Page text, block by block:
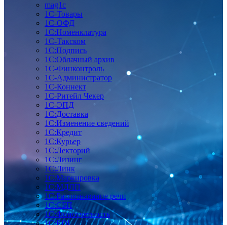
mag1c
1С-Товары
1С-ОФД
1С:Номенклатура
1С-Такском
1С:Подпись
1С:Облачный архив
1С-Финконтроль
1С-Администратор
1С-Коннект
1С-Ритейл Чекер
1С-ЭПД
1С:Доставка
1С:Изменение сведений
1С:Кредит
1С:Курьер
1С:Лекторий
1С:Лизинг
1С:Линк
1С:Маркировка
1С:МДЛП
1С:Распознавание речи
1С:СБП
1С:Финотчетность
1С:EDI